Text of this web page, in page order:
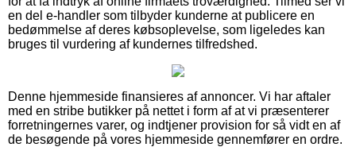
en del e-handler som tilbyder kunderne at publicere en
bedømmelse af deres købsoplevelse, som ligeledes kan
bruges til vurdering af kundernes tilfredshed.
Denne hjemmeside finansieres af annoncer. Vi har aftaler
med en stribe butikker på nettet i form af at vi præsenterer
forretningernes varer, og indtjener provision for så vidt en af
de besøgende på vores hjemmeside gennemfører en ordre.